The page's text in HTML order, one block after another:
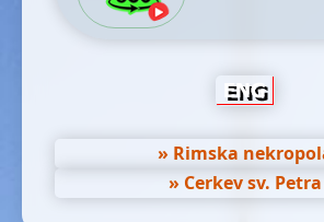
» Rimska
» Cerkev sv. Petra